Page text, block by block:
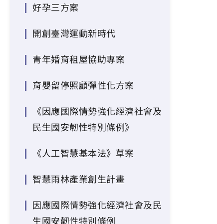
好孕三方案
開創臺灣運動新時代
青年婚育租屋協助專案
育嬰留停照顧彈性化方案
《因應國際情勢強化經濟社會及
民生國安韌性特別條例》
《人工智慧基本法》草案
智慧雨林產業創生計畫
因應國際情勢強化經濟社會及民
生國安韌性特別條例